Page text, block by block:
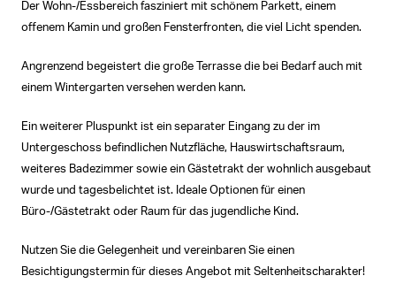
Der Wohn-/Essbereich fasziniert mit schönem Parkett, einem
offenem Kamin und großen Fensterfronten, die viel Licht spenden.
Angrenzend begeistert die große Terrasse die bei Bedarf auch mit
einem Wintergarten versehen werden kann.
Ein weiterer Pluspunkt ist ein separater Eingang zu der im
Untergeschoss befindlichen Nutzfläche, Hauswirtschaftsraum,
weiteres Badezimmer sowie ein Gästetrakt der wohnlich ausgebaut
wurde und tagesbelichtet ist. Ideale Optionen für einen
Büro-/Gästetrakt oder Raum für das jugendliche Kind.
Nutzen Sie die Gelegenheit und vereinbaren Sie einen
Besichtigungstermin für dieses Angebot mit Seltenheitscharakter!